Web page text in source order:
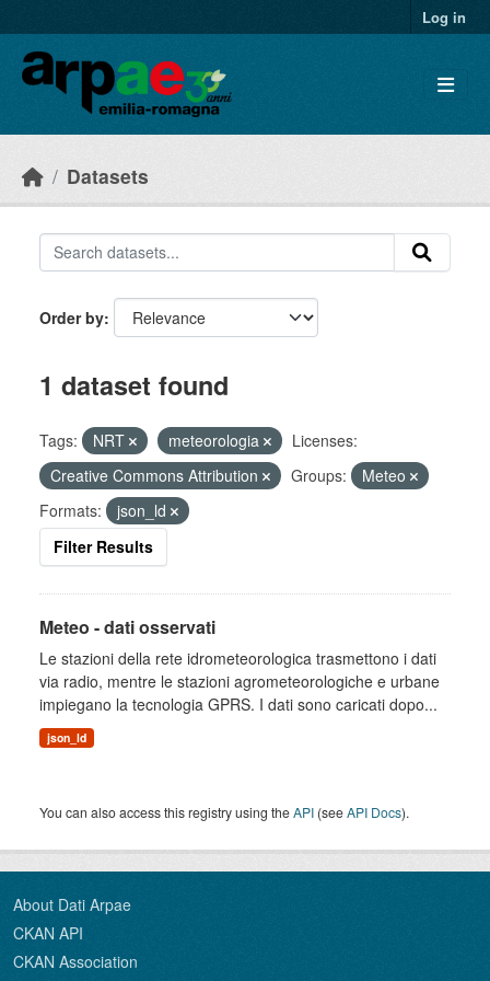
Log in
Datasets
Order by
1 dataset found
Tags: NRT meteorologia
Licenses:
Creative Commons Attribution
Groups:
Meteo
Formats:
json_ld
Filter Results
Meteo - dati osservati
Le stazioni della rete idrometeorologica trasmettono i dati
via radio, mentre le stazioni agrometeorologiche e urbane
impiegano la tecnologia GPRS. I dati sono caricati dopo...
json_ld
You can also access this registry using theAPI (seeAPI Docs).
About Dati Arpae
CKAN API
CKAN Association